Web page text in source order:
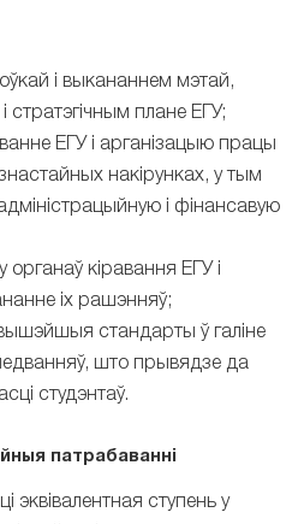
і выкананнем мэтай,
стратэгічным плане ЕГУ;
ЕГУ і арганізацыю працы
накірунках, у тым
і фінансавую
кіравання ЕГУ і
іх рашэнняў;
стандарты ў галіне
што прывядзе да
студэнтаў.
патрабаванні
эквівалентная ступень у